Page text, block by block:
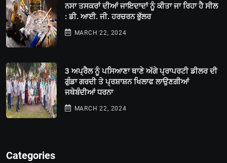
ਨਸਾ ਤਸਕਰਾਂ ਦੀਆਂ ਜਾਇਦਾਦਾਂ ਨੂੰ ਕੀਤਾ ਜਾ ਰਿਹਾ ਹੈ ਸੀਲ
: ਡੀ. ਆਈ. ਜੀ. ਹਰਚਰਨ ਭੁੱਲਰ
MARCH 22, 2024
3 ਅਪ੍ਰੈਲ ਨੂੰ ਪਸਿਆਣਾ ਥਾਣੇ ਅੱਗੇ ਪ੍ਰਾਪਰਟੀ ਡੀਲਰ ਦੀ
ਗੁੰਡਾ ਗਰਦੀ ਤੇ ਪ੍ਰਸ਼ਾਸ਼ਨ ਖਿਲਾਫ ਲਾਉਣਗੀਆਂ
ਜਥੇਬੰਦੀਆਂ ਧਰਨਾ
MARCH 22, 2024
Categories